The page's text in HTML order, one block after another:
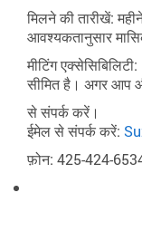
मिलने की तारीखें:
आवश्यकतानुसार
मीटिंग एक्सेसिबिलिटी:
सीमित है। अगर आप
से संपर्क करें।
ईमेल से संपर्क करें:
फ़ोन: 425-424-